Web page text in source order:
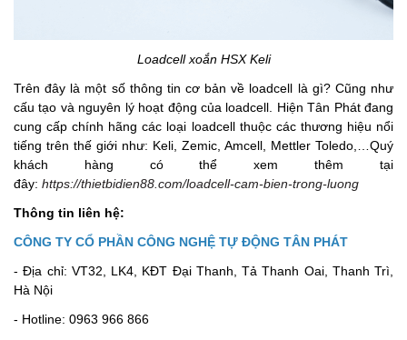
Loadcell xoắn HSX Keli
Trên đây là một số thông tin cơ bản về loadcell là gì? Cũng như
cấu tạo và nguyên lý hoạt động của loadcell. Hiện Tân Phát đang
cung cấp chính hãng các loại loadcell thuộc các thương hiệu nổi
tiếng trên thế giới như: Keli, Zemic, Amcell, Mettler Toledo,…Quý
khách hàng có thể xem thêm tại
đây: https://thietbidien88.com/loadcell-cam-bien-trong-luong
Thông tin liên hệ:
CÔNG TY CỔ PHẦN CÔNG NGHỆ TỰ ĐỘNG TÂN PHÁT
- Địa chỉ: VT32, LK4, KĐT Đại Thanh, Tả Thanh Oai, Thanh Trì,
Hà Nội
- Hotline: 0963 966 866